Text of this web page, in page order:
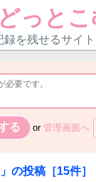
っとこ
を残せるサイ
or 管理画面へ
」の投稿 ［15件］